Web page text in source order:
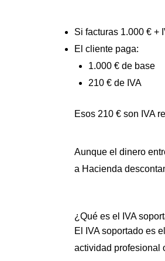
Si facturas 1.000 € +
El cliente paga:
1.000 € de base
210 € de IVA
Esos 210 € son IVA
Aunque el dinero
a Hacienda
¿Qué es el IVA
El IVA soportado es
actividad profesional